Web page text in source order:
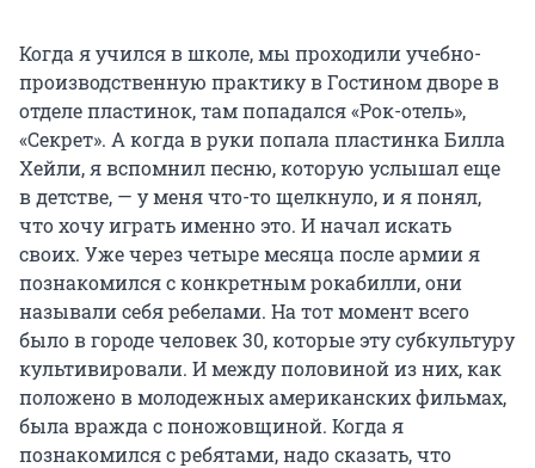
Когда я учился в школе, мы проходили учебно-
производственную практику в Гостином дворе в
отделе пластинок, там попадался «Рок-отель»,
«Секрет». А когда в руки попала пластинка Билла
Хейли, я вспомнил песню, которую услышал еще
в детстве, — у меня что-то щелкнуло, и я понял,
что хочу играть именно это. И начал искать
своих. Уже через четыре месяца после армии я
познакомился с конкретным рокабилли, они
называли себя ребелами. На тот момент всего
было в городе человек 30, которые эту субкультуру
культивировали. И между половиной из них, как
положено в молодежных американских фильмах,
была вражда с поножовщиной. Когда я
познакомился с ребятами, надо сказать, что